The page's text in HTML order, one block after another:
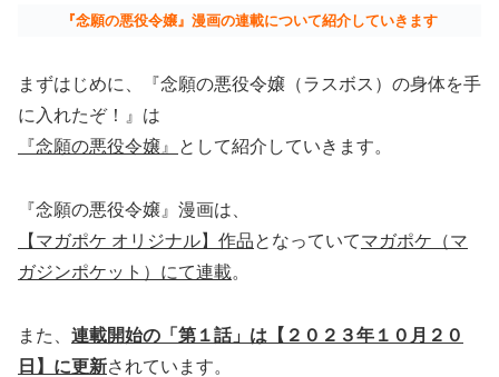
『念願の悪役令嬢』漫画の連載について紹介していきます
まずはじめに、『念願の悪役令嬢（ラスボス）の身体を手
に入れたぞ！』は
『念願の悪役令嬢』
として紹介していきます。
『念願の悪役令嬢』漫画は、
【マガポケ オリジナル】作品となっていてマガポケ（マ
ガジンポケット）にて連載。
また、 連載開始の「第１話」は【２０２３年１０月２０
日】に更新されています。